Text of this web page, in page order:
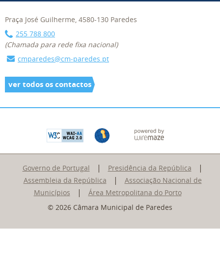
Praça José Guilherme, 4580-130 Paredes
255 788 800
(Chamada para rede fixa nacional)
cmparedes@cm-paredes.pt
ver todos os contactos
Governo de Portugal | Presidência da República |
Assembleia da República |
Associação Nacional de
Municípios
|
Área Metropolitana do Porto
© 2026 Câmara Municipal de Paredes